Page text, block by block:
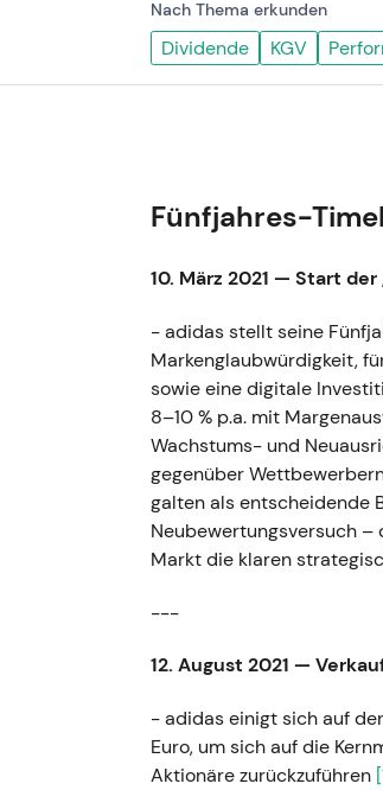
Nach Thema erkunden
Dividende KGV
Fünfjahres-
10. März 2021 — Start
- adidas stellt seine
Markenglaubwürdigkeit,
sowie eine digitale
8–10 % p.a. mit
Wachstums- und
gegenüber
galten als entscheidende
Neubewertungsversuch –
Markt die klaren
---
12. August 2021 —
- adidas einigt sich auf
Euro, um sich auf die
Aktionäre zurückzuführen